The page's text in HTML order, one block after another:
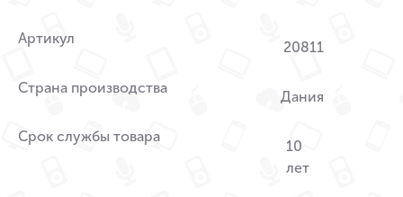
Артикул
20811
Страна производства
Дания
Срок службы товара
10
лет